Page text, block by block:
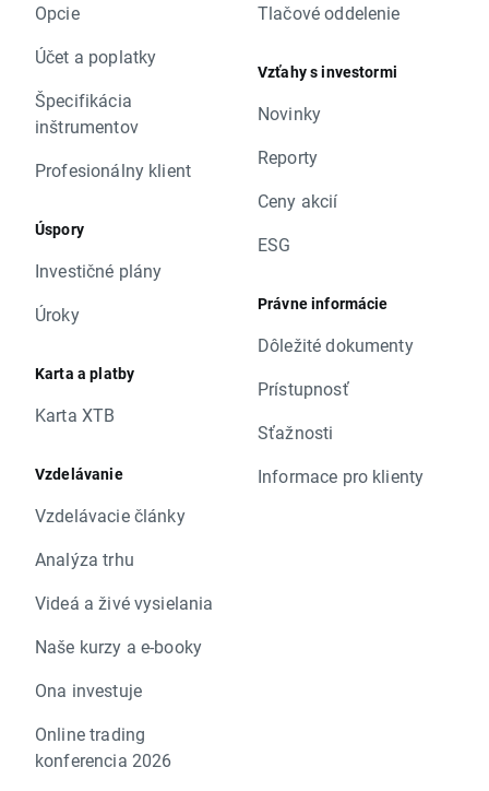
Opcie
Účet a poplatky
Špecifikácia
inštrumentov
Profesionálny klient
Úspory
Investičné plány
Úroky
Karta a platby
Karta XTB
Vzdelávanie
Vzdelávacie články
Analýza trhu
Videá a živé vysielania
Naše kurzy a e-booky
Ona investuje
Online trading
konferencia 2026
Tlačové oddelenie
Vzťahy s investormi
Novinky
Reporty
Ceny akcií
ESG
Právne informácie
Dôležité dokumenty
Prístupnosť
Sťažnosti
Informace pro klienty